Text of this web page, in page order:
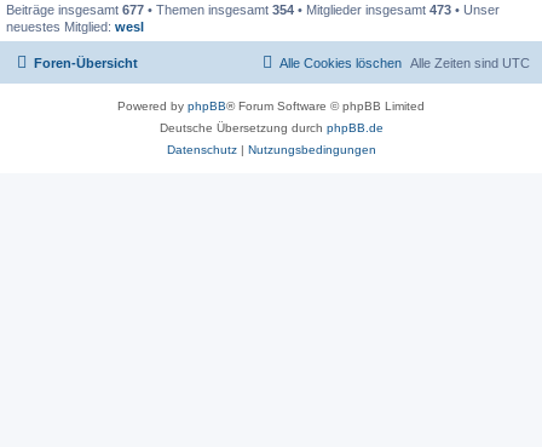
Beiträge insgesamt 677 • Themen insgesamt 354 • Mitglieder insgesamt 473 • Unser
neuestes Mitglied: wesl
Foren-Übersicht Alle Zeiten sind UTC
Alle Cookies löschen
Powered by phpBB® Forum Software © phpBB Limited
Deutsche Übersetzung durch phpBB.de
Datenschutz| Nutzungsbedingungen